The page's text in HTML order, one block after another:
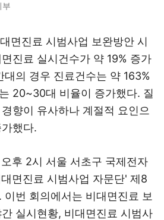
부
면진료 시범사업 보완방안 시
진료 실시건수가 약 19% 증가
대의 경우 진료건수는 약 163%
20~30대 비율이 증가했다. 질
향이 유사하나 계절적 요인으
했다.
후 2시 서울 서초구 국제전자
면진료 시범사업 자문단' 제8
이번 회의에서는 비대면진료 보
실시현황, 비대면진료 시범사